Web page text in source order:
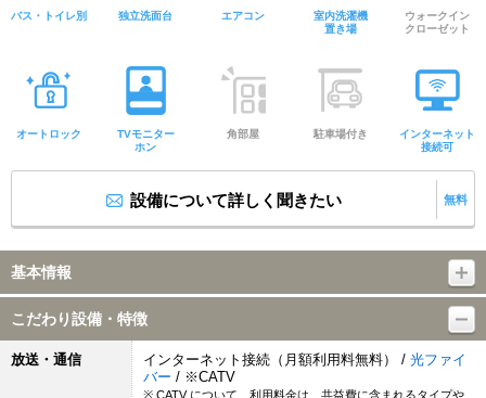
バス・トイレ別 独立洗面台 エアコン
室内洗濯機
置き場
ウォークイン
クローゼット
オートロック
TVモニター
ホン
角部屋 駐車場付き
インターネット
接続可
設備について詳しく聞きたい 無料
基本情報
こだわり設備・特徴
放送・通信 インターネット接続（月額利用料無料） / 光ファイ
バー / ※CATV
※ CATV について…利用料金は、共益費に含まれるタイプや